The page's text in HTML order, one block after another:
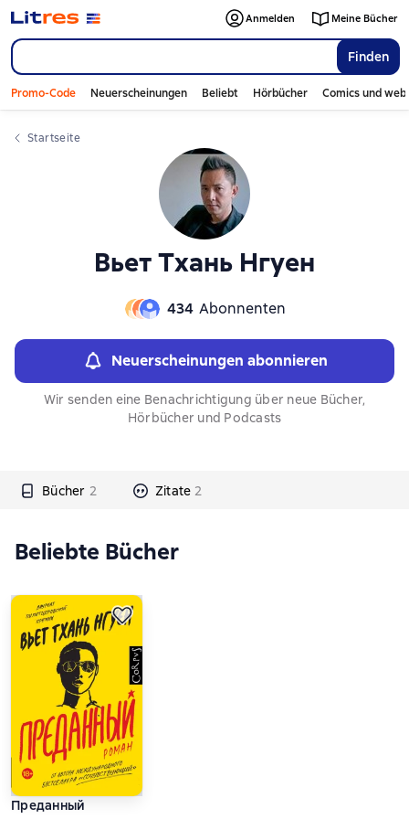
Finden
Anmelden Meine Bücher
Promo-Code Neuerscheinungen Beliebt Hörbücher Comics und
Startseite
Вьет Тхань Нгуен
434 Abonnenten
Neuerscheinungen abonnieren
Wir senden eine Benachrichtigung über neue Bücher,
Hörbücher und Podcasts
Bücher 2 Zitate 2
Слайдер с книгами
Beliebte Bücher
Преданный
Слайдер с книгами